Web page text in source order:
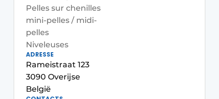
Façades
Géotextiles
Infrastructures souterraines et égouttage
Protection solaire
Pelles sur chenilles
mini-pelles / midi-
pelles
Niveleuses
ADRESSE
Rameistraat 123
3090 Overijse
België